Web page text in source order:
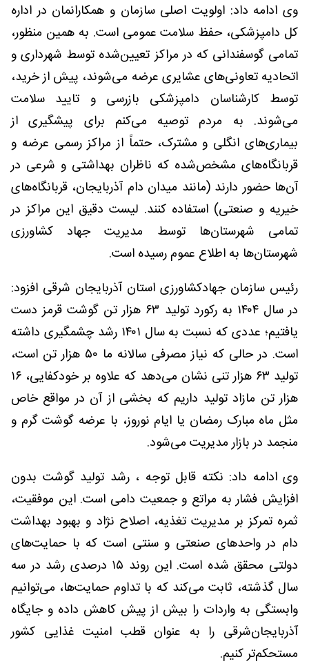
وی ادامه داد: اولویت اصلی سازمان و همکارانمان در اداره
کل دامپزشکی، حفظ سلامت عمومی است. به همین منظور،
تمامی گوسفندانی که در مراکز تعیین‌شده توسط شهرداری و
اتحادیه تعاونی‌های عشایری عرضه می‌شوند، پیش از خرید،
توسط کارشناسان دامپزشکی بازرسی و تایید سلامت
می‌شوند. به مردم توصیه می‌کنم برای پیشگیری از
بیماری‌های انگلی و مشترک، حتماً از مراکز رسمی عرضه و
قربانگاه‌های مشخص‌شده که ناظران بهداشتی و شرعی در
آن‌ها حضور دارند (مانند میدان دام آذربایجان، قربانگاه‌های
خیریه و صنعتی) استفاده کنند. لیست دقیق این مراکز در
تمامی شهرستان‌ها توسط مدیریت جهاد کشاورزی
شهرستان‌ها به اطلاع عموم رسیده است.
رئیس سازمان جهادکشاورزی استان آذربایجان شرقی افزود:
در سال ۱۴۰۴ به رکورد تولید ۶۳ هزار تن گوشت قرمز دست
یافتیم؛ عددی که نسبت به سال ۱۴۰۱ رشد چشمگیری داشته
است. در حالی که نیاز مصرفی سالانه ما ۵۰ هزار تن است،
تولید ۶۳ هزار تنی نشان می‌دهد که علاوه بر خودکفایی، ۱۶
هزار تن مازاد تولید داریم که بخشی از آن در مواقع خاص
مثل ماه مبارک رمضان یا ایام نوروز، با عرضه گوشت گرم و
منجمد در بازار مدیریت می‌شود.
وی ادامه داد: نکته قابل توجه ، رشد تولید گوشت بدون
افزایش فشار به مراتع و جمعیت دامی است. این موفقیت،
ثمره تمرکز بر مدیریت تغذیه، اصلاح نژاد و بهبود بهداشت
دام در واحدهای صنعتی و سنتی است که با حمایت‌های
دولتی محقق شده است. این روند ۱۵ درصدی رشد در سه
سال گذشته، ثابت می‌کند که با تداوم حمایت‌ها، می‌توانیم
وابستگی به واردات را بیش از پیش کاهش داده و جایگاه
آذربایجان‌شرقی را به عنوان قطب امنیت غذایی کشور
مستحکم‌تر کنیم.